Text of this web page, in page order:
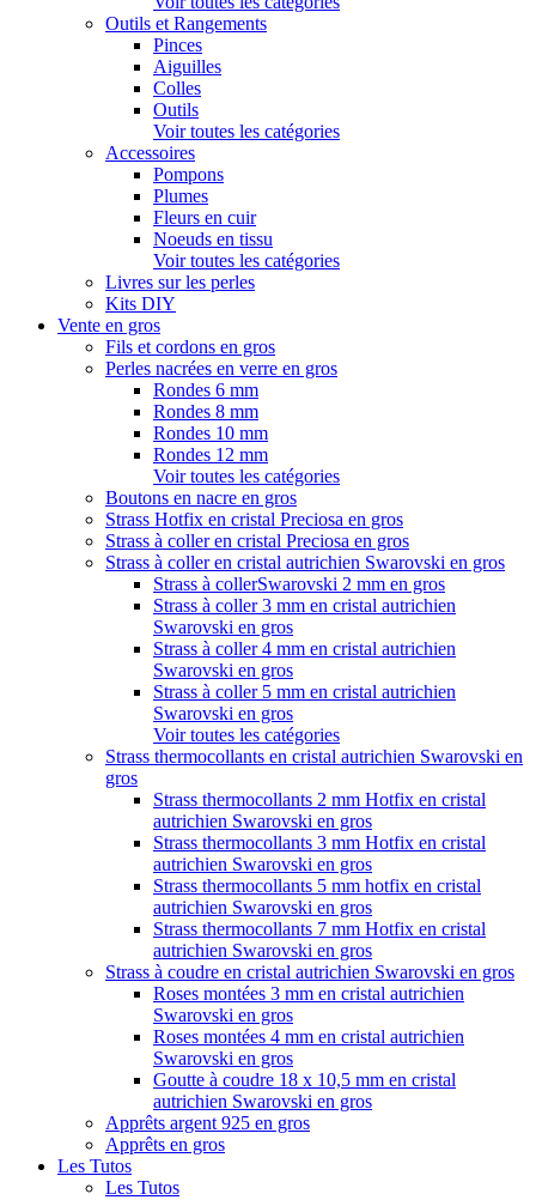
Outils et Rangements
Pinces
Aiguilles
Colles
Outils
Voir toutes les catégories
Accessoires
Pompons
Plumes
Fleurs en cuir
Noeuds en tissu
Voir toutes les catégories
Livres sur les perles
Kits DIY
Vente en gros
Fils et cordons en gros
Perles nacrées en verre en gros
Rondes 6 mm
Rondes 8 mm
Rondes 10 mm
Rondes 12 mm
Voir toutes les catégories
Boutons en nacre en gros
Strass Hotfix en cristal Preciosa en gros
Strass à coller en cristal Preciosa en gros
Strass à coller en cristal autrichien Swarovski en gros
Strass à collerSwarovski 2 mm en gros
Strass à coller 3 mm en cristal autrichien
Swarovski en gros
Strass à coller 4 mm en cristal autrichien
Swarovski en gros
Strass à coller 5 mm en cristal autrichien
Swarovski en gros
Voir toutes les catégories
Strass thermocollants en cristal autrichien Swarovski en
gros
Strass thermocollants 2 mm Hotfix en cristal
autrichien Swarovski en gros
Strass thermocollants 3 mm Hotfix en cristal
autrichien Swarovski en gros
Strass thermocollants 5 mm hotfix en cristal
autrichien Swarovski en gros
Strass thermocollants 7 mm Hotfix en cristal
autrichien Swarovski en gros
Strass à coudre en cristal autrichien Swarovski en gros
Roses montées 3 mm en cristal autrichien
Swarovski en gros
Roses montées 4 mm en cristal autrichien
Swarovski en gros
Goutte à coudre 18 x 10,5 mm en cristal
autrichien Swarovski en gros
Apprêts argent 925 en gros
Apprêts en gros
Les Tutos
Les Tutos